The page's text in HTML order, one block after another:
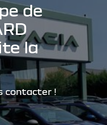
de
la
contacter !